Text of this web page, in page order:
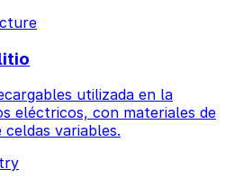
utilizada en la
eléctricos, con materiales de
variables.